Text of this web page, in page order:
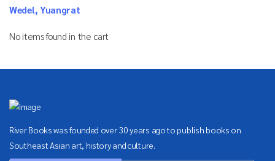
Wedel, Yuangrat
No items found in the cart
River Books was founded over 30 years ago to publish books on
Southeast Asian art, history and culture.